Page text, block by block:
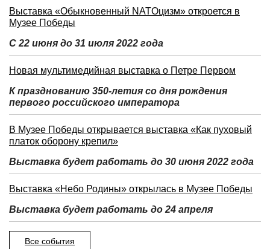
Выставка «Обыкновенный NATOцизм» откроется в
Музее Победы
С 22 июня до 31 июля 2022 года
Новая мультимедийная выставка о Петре Первом
К празднованию 350-летия со дня рождения
первого российского императора
В Музее Победы открывается выставка «Как пуховый
платок оборону крепил»
Выставка будет работать до 30 июня 2022 года
Выставка «Небо Родины» открылась в Музее Победы
Выставка будет работать до 24 апреля
Все события